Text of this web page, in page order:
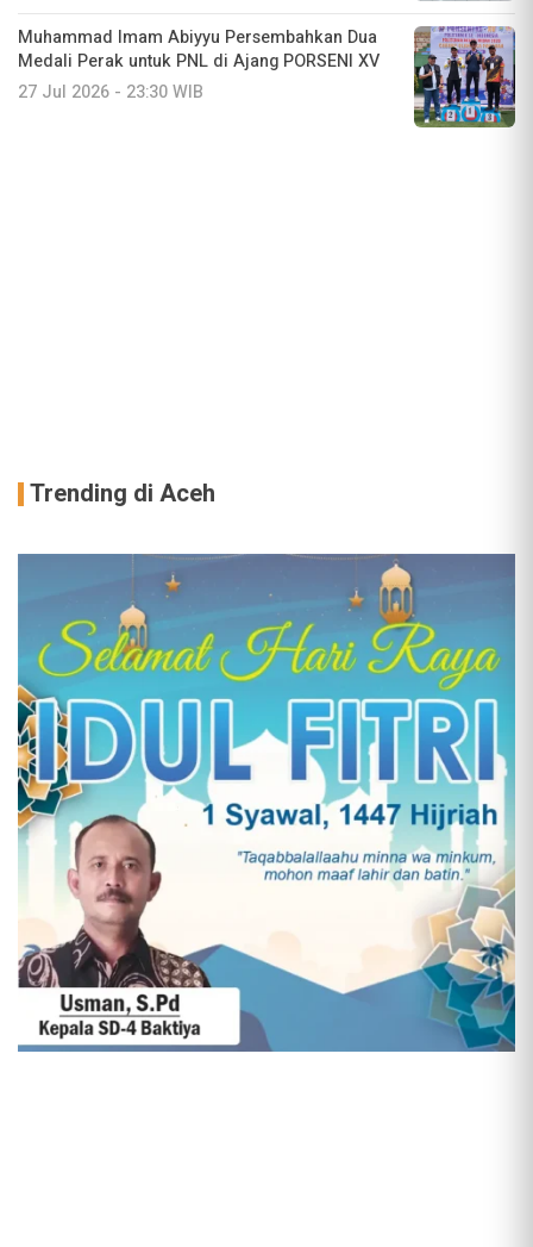
Muhammad Imam Abiyyu Persembahkan Dua
Medali Perak untuk PNL di Ajang PORSENI XV
27 Jul 2026 - 23:30 WIB
Trending di Aceh